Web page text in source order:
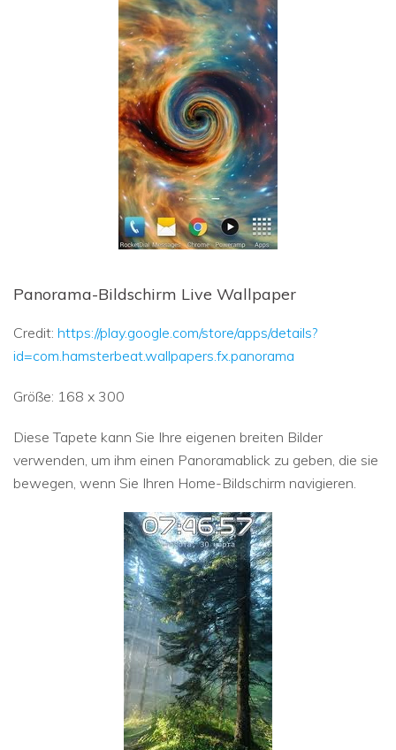
Panorama-Bildschirm Live Wallpaper
Credit: https://play.google.com/store/apps/details?
id=com.hamsterbeat.wallpapers.fx.panorama
Größe: 168 x 300
Diese Tapete kann Sie Ihre eigenen breiten Bilder
verwenden, um ihm einen Panoramablick zu geben, die sie
bewegen, wenn Sie Ihren Home-Bildschirm navigieren.